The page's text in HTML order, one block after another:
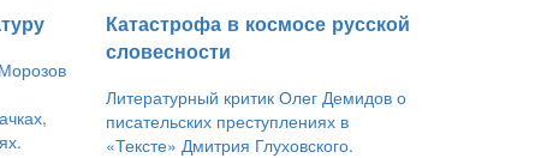
​Катастрофа в космосе русской
словесности
Литературный критик Олег Демидов о
писательских преступлениях в
«Тексте» Дмитрия Глуховского.